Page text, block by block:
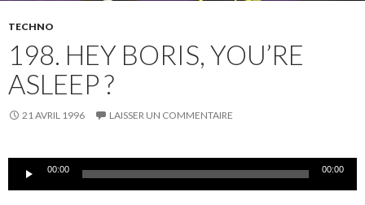
TECHNO
198. HEY BORIS, YOU’RE
ASLEEP ?
21 AVRIL 1996 LAISSER UN COMMENTAIRE
Lecteur00:00 00:00